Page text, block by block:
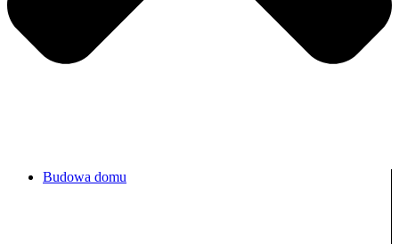
Budowa domu